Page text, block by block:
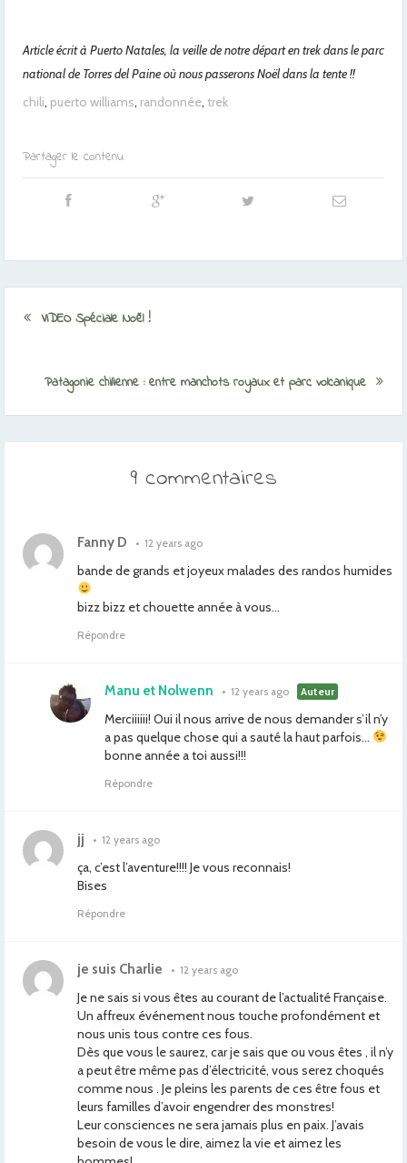
Article écrit à Puerto Natales, la veille de notre départ en trek dans le parc
national de Torres del Paine où nous passerons Noël dans la tente !!
chili, puerto williams, randonnée, trek
Partager le contenu
VIDEO Spéciale Noël !
Patagonie chilienne : entre manchots royaux et parc volcanique
9 commentaires
Fanny D • 12 years ago
bande de grands et joyeux malades des randos humides
bizz bizz et chouette année à vous…
Répondre
Manu et Nolwenn • 12 years ago Auteur
Merciiiiii! Oui il nous arrive de nous demander s’il n’y
a pas quelque chose qui a sauté la haut parfois…
bonne année a toi aussi!!!
Répondre
jj • 12 years ago
ça, c’est l’aventure!!!! Je vous reconnais!
Bises
Répondre
je suis Charlie • 12 years ago
Je ne sais si vous êtes au courant de l’actualité Française.
Un affreux événement nous touche profondément et
nous unis tous contre ces fous.
Dès que vous le saurez, car je sais que ou vous êtes , il n’y
a peut être même pas d’électricité, vous serez choqués
comme nous . Je pleins les parents de ces être fous et
leurs familles d’avoir engendrer des monstres!
Leur consciences ne sera jamais plus en paix. J’avais
besoin de vous le dire, aimez la vie et aimez les